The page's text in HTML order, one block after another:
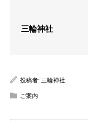
三輪神社
投稿者: 三輪神社
ご案内